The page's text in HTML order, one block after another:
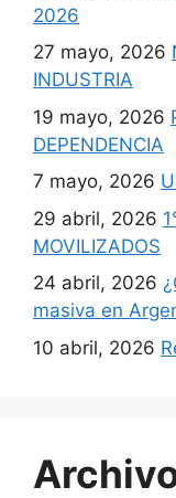
2026
27 mayo, 2026
INDUSTRIA
19 mayo, 2026
DEPENDENCIA
7 mayo, 2026
29 abril, 2026
MOVILIZADOS
24 abril, 2026
masiva en
10 abril, 2026